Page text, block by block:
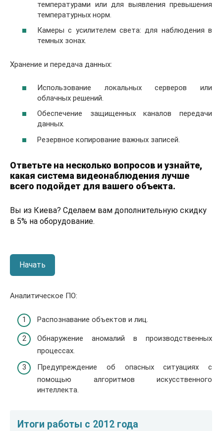
температурами или для выявления превышения
температурных норм.
Камеры с усилителем света: для наблюдения в
темных зонах.
Хранение и передача данных:
Использование локальных серверов или
облачных решений.
Обеспечение защищенных каналов передачи
данных.
Резервное копирование важных записей.
Ответьте на несколько вопросов и узнайте,
какая система видеонаблюдения лучше
всего подойдет для вашего объекта.
Вы из Киева? Сделаем вам дополнительную скидку
в 5% на оборудование.
Начать
Аналитическое ПО:
Распознавание объектов и лиц.
Обнаружение аномалий в производственных
процессах.
Предупреждение об опасных ситуациях с
помощью алгоритмов искусственного
интеллекта.
Итоги работы с 2012 года